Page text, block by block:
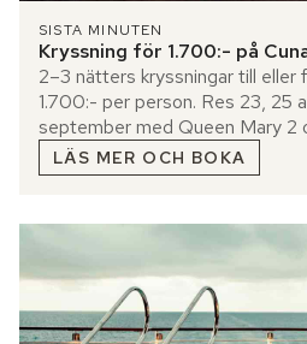
SISTA MINUTEN
Kryssning för 1.700:- på
2–3 nätters kryssningar till eller
1.700:- per person. Res 23, 25
september med Queen Mary 2
LÄS MER OCH BOKA